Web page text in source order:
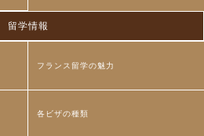
留学情報
フランス留学の魅力
各ビザの種類